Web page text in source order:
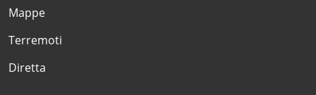
Mappe
Terremoti
Diretta